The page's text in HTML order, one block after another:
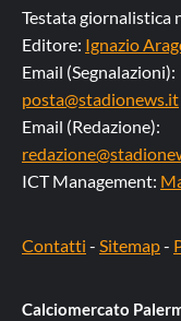
Testata giornalistica
Editore: Ignazio
Email (Segnalazioni):
posta@stadionews.it
Email (Redazione):
ICT Management:
Contatti - Sitemap-
Calciomercato